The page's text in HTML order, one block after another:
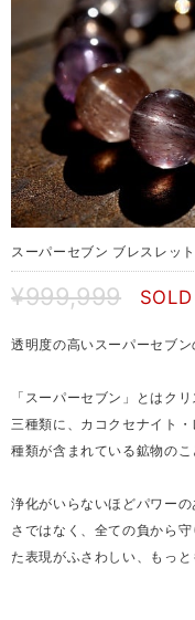
スーパーセブン ブレスレット
¥999,999
透明度の高いスーパーセブン
「スーパーセブン」とはク
三種類に、カコクセナイト
種類が含まれている鉱物のこ
浄化がいらないほどパワー
さではなく、全ての負から
た表現がふさわしい、もっ